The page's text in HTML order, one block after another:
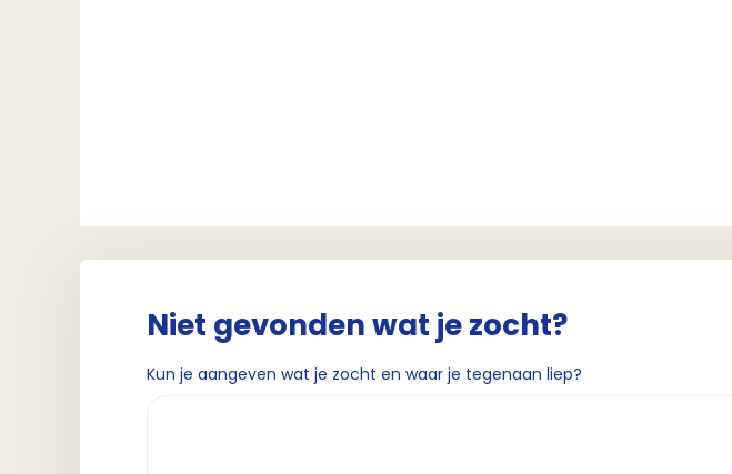
Niet gevonden wat je zocht?
Kun je aangeven wat je zocht en waar je tegenaan liep?